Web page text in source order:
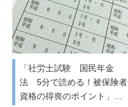
「社労士試験 国民年金
法 5分で読める！被保険者
資格の得喪のポイント」…